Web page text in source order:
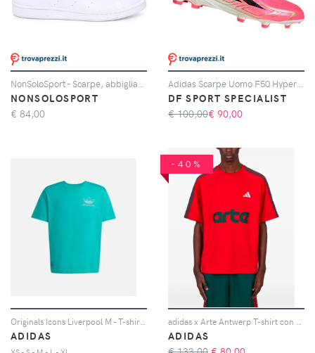
NONSOLOSPORT
€ 84,00
DF SPORT SPECIALIST
€ 100,00€ 90,00
ADIDAS
-40%
ADIDAS